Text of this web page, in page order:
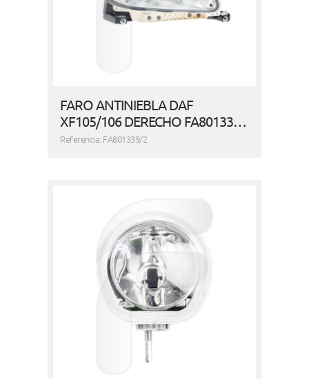
FARO ANTINIEBLA DAF
XF105/106 DERECHO FA80133…
Referencia: FA801339/2